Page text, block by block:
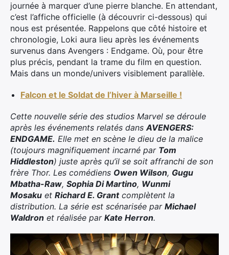
journée à marquer d’une pierre blanche. En attendant,
c’est l’affiche officielle (à découvrir ci-dessous) qui
nous est présentée. Rappelons que côté histoire et
chronologie, Loki aura lieu après les événements
survenus dans Avengers : Endgame. Où, pour être
plus précis, pendant la trame du film en question.
Mais dans un monde/univers visiblement parallèle.
Falcon et le Soldat de l’hiver à Marseille !
Cette nouvelle série des studios Marvel se déroule
après les événements relatés dansAVENGERS:
ENDGAME. Elle met en scène le dieu de la malice
(toujours magnifiquement incarné par Tom
Hiddleston) juste après qu’il se soit affranchi de son
frère Thor. Les comédiens Owen Wilson, Gugu
Mbatha-Raw, Sophia Di Martino, Wunmi
Mosaku et Richard E. Grantcomplètent la
distribution. La série est scénarisée par Michael
Waldron et réalisée par Kate Herron.